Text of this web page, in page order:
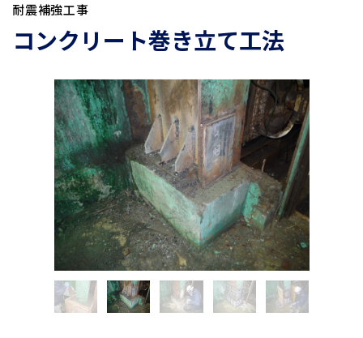
耐震補強工事
コンクリート巻き立て工法